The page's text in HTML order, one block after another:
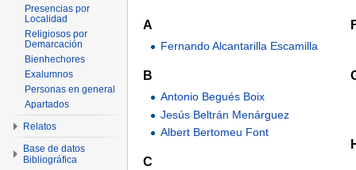
A
Fernando Alcantarilla Escamilla
B
Antonio Begués Boix
Jesús Beltrán Menárguez
Albert Bertomeu Font
C
Presencias por
Localidad
Religiosos por
Demarcación
Bienhechores
Exalumnos
Personas en general
Apartados
Relatos
Base de datos
Bibliográfica